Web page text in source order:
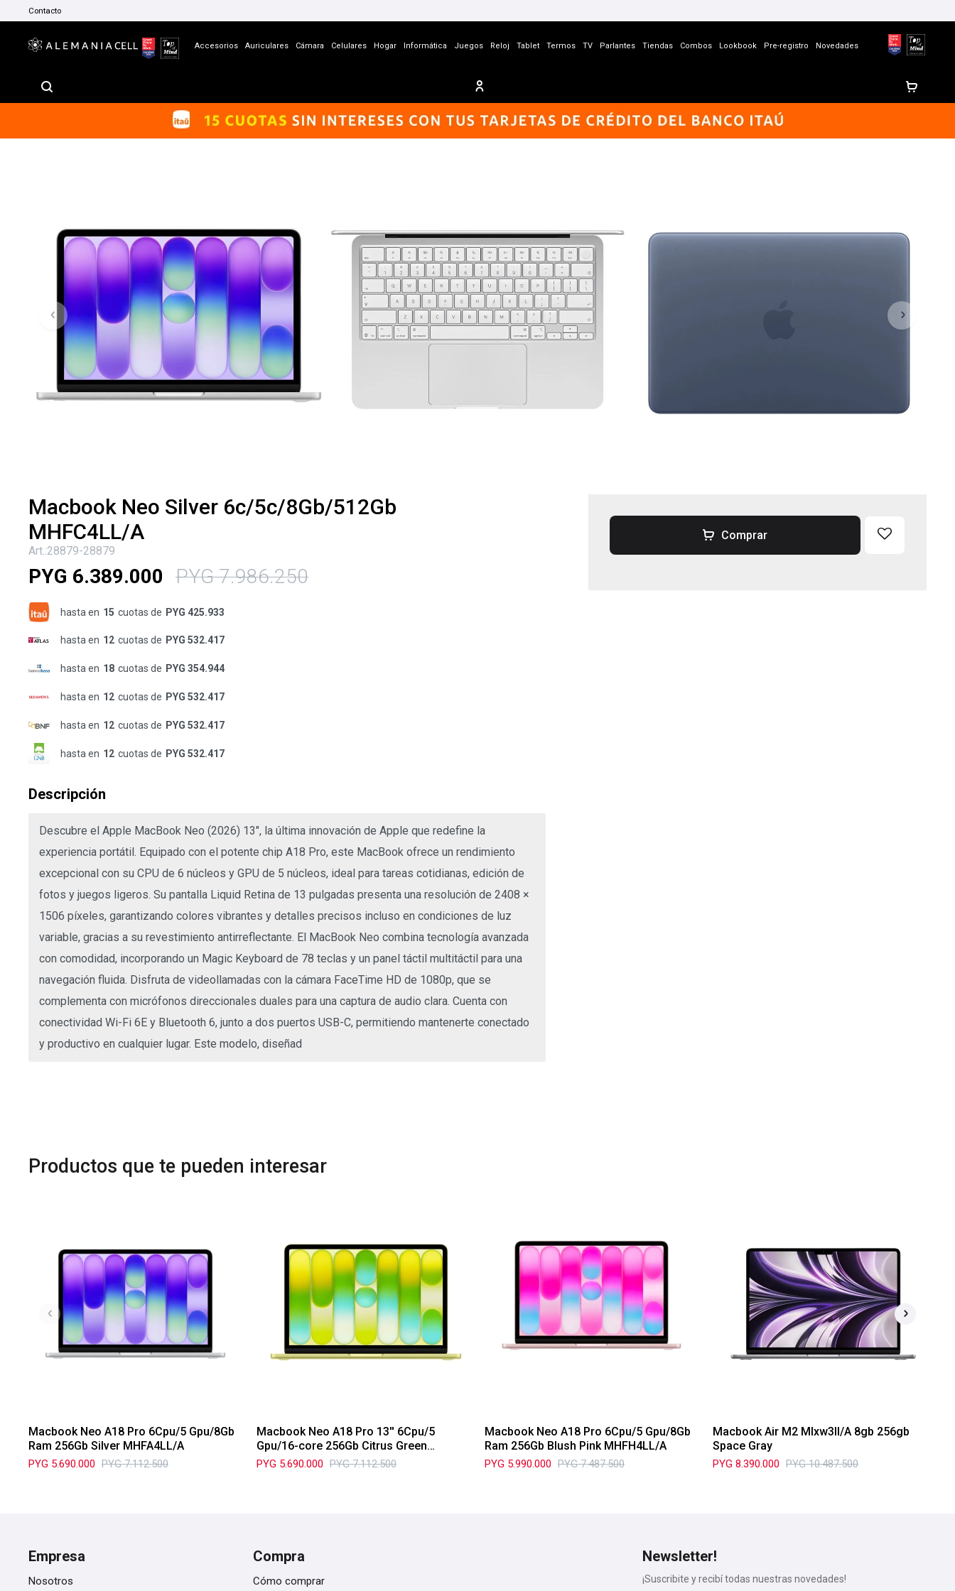
Accesorios Auriculares Cámara Celulares Hogar Informática Juegos Reloj Tablet Termos TV Parlantes Tiendas Combos Lookbook Pre-registro Novedades
Contacto
Macbook Neo Silver 6c/5c/8Gb/512Gb
MHFC4LL/A
28879-28879
PYG 6.389.000 PYG 7.986.250
hasta en 15 cuotas de PYG 425.933
hasta en 12 cuotas de PYG 532.417
hasta en 18 cuotas de PYG 354.944
hasta en 12 cuotas de PYG 532.417
hasta en 12 cuotas de PYG 532.417
hasta en 12 cuotas de PYG 532.417
Descripción
Descubre el Apple MacBook Neo (2026) 13", la última innovación de Apple que redefine la
experiencia portátil. Equipado con el potente chip A18 Pro, este MacBook ofrece un rendimiento
excepcional con su CPU de 6 núcleos y GPU de 5 núcleos, ideal para tareas cotidianas, edición de
fotos y juegos ligeros. Su pantalla Liquid Retina de 13 pulgadas presenta una resolución de 2408 ×
1506 píxeles, garantizando colores vibrantes y detalles precisos incluso en condiciones de luz
variable, gracias a su revestimiento antirreflectante. El MacBook Neo combina tecnología avanzada
con comodidad, incorporando un Magic Keyboard de 78 teclas y un panel táctil multitáctil para una
navegación fluida. Disfruta de videollamadas con la cámara FaceTime HD de 1080p, que se
complementa con micrófonos direccionales duales para una captura de audio clara. Cuenta con
conectividad Wi-Fi 6E y Bluetooth 6, junto a dos puertos USB-C, permitiendo mantenerte conectado
y productivo en cualquier lugar. Este modelo, diseñad
Comprar
Productos que te pueden interesar
Macbook Neo A18 Pro 6Cpu/5 Gpu/8Gb
Ram 256Gb Silver MHFA4LL/A
PYG 5.690.000 PYG 7.112.500
Macbook Neo A18 Pro 13'' 6Cpu/5
Gpu/16-core 256Gb Citrus Green
MHFD4LL/A
PYG 5.690.000 PYG 7.112.500
Macbook Neo A18 Pro 6Cpu/5 Gpu/8Gb
Ram 256Gb Blush Pink MHFH4LL/A
PYG 5.990.000 PYG 7.487.500
Macbook Air M2 Mlxw3ll/A 8gb 256gb
Space Gray
PYG 8.390.000 PYG 10.487.500
Empresa
Nosotros
Compra
Cómo comprar
Newsletter!
¡Suscribite y recibí todas nuestras novedades!